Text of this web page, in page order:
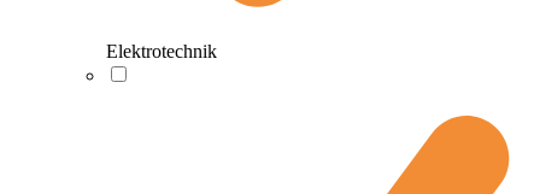
Elektrotechnik